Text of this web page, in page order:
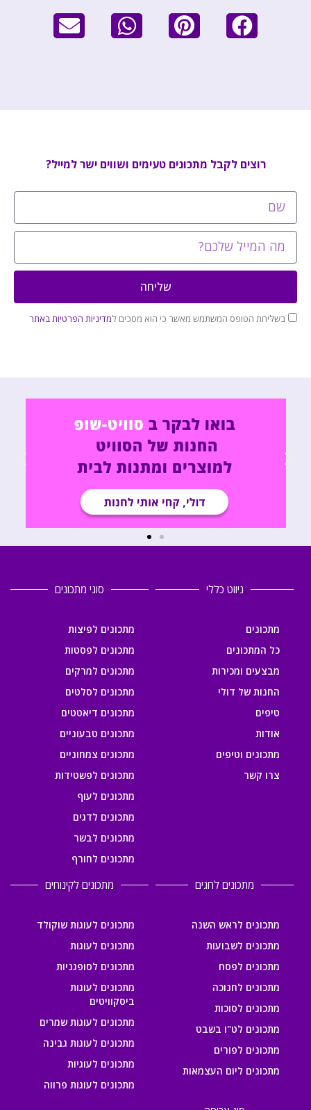
רוצים לקבל מתכונים טעימים ושווים ישר למייל?
בשליחת הטופס המשתמש מאשר כי הוא מסכים למדיניות הפרטיות באתר
שליחה
ניווט כללי
מתכונים
כל המתכונים
מבצעים ומכירות
החנות של דולי
טיפים
אודות
מתכונים וטיפים
צרו קשר
סוגי מתכונים
מתכונים לפיצות
מתכונים לפסטות
מתכונים למרקים
מתכונים לסלטים
מתכונים דיאטטים
מתכונים טבעוניים
מתכונים צמחוניים
מתכונים לפשטידות
מתכונים לעוף
מתכונים לדגים
מתכונים לבשר
מתכונים לחורף
מתכונים לחגים
מתכונים לראש השנה
מתכונים לשבועות
מתכונים לפסח
מתכונים לחנוכה
מתכונים לסוכות
מתכונים לט"ו בשבט
מתכונים לפורים
מתכונים ליום העצמאות
מתכונים לקינוחים
מתכונים לעוגות שוקולד
מתכונים לעוגות
מתכונים לסופגניות
מתכונים לעוגות
ביסקוויטים
מתכונים לעוגות שמרים
מתכונים לעוגות גבינה
מתכונים לעוגיות
מתכונים לעוגות פרווה